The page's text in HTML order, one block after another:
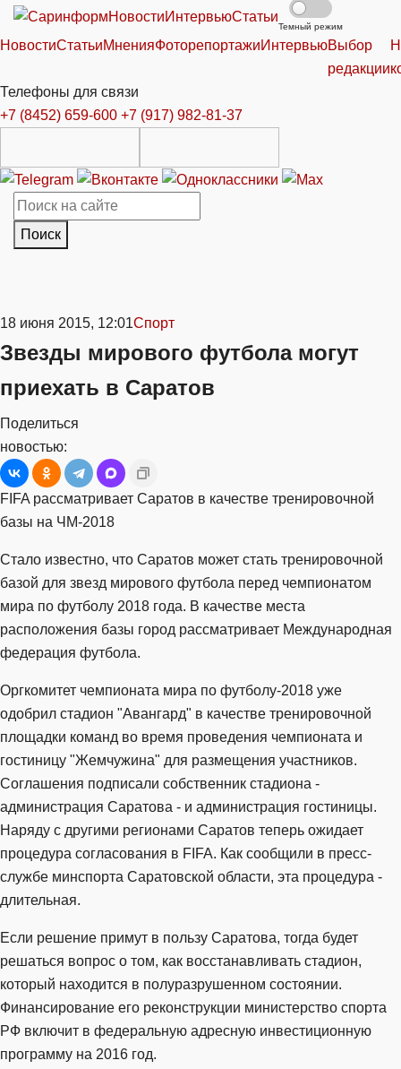
НовостиИнтервьюСтатьи
Темный режим
НовостиСтатьиМненияФоторепортажиИнтервьюВыбор
редакции
Телефоны для связи
+7 (8452) 659-600 +7 (917) 982-81-37
Поиск
18 июня 2015, 12:01Спорт
Звезды мирового футбола могут
приехать в Саратов
Поделиться
новостью:
FIFA рассматривает Саратов в качестве тренировочной
базы на ЧМ-2018
Стало известно, что Саратов может стать тренировочной
базой для звезд мирового футбола перед чемпионатом
мира по футболу 2018 года. В качестве места
расположения базы город рассматривает Международная
федерация футбола.
Оргкомитет чемпионата мира по футболу-2018 уже
одобрил стадион "Авангард" в качестве тренировочной
площадки команд во время проведения чемпионата и
гостиницу "Жемчужина" для размещения участников.
Соглашения подписали собственник стадиона -
администрация Саратова - и администрация гостиницы.
Наряду с другими регионами Саратов теперь ожидает
процедура согласования в FIFA. Как сообщили в пресс-
службе минспорта Саратовской области, эта процедура -
длительная.
Если решение примут в пользу Саратова, тогда будет
решаться вопрос о том, как восстанавливать стадион,
который находится в полуразрушенном состоянии.
Финансирование его реконструкции министерство спорта
РФ включит в федеральную адресную инвестиционную
программу на 2016 год.